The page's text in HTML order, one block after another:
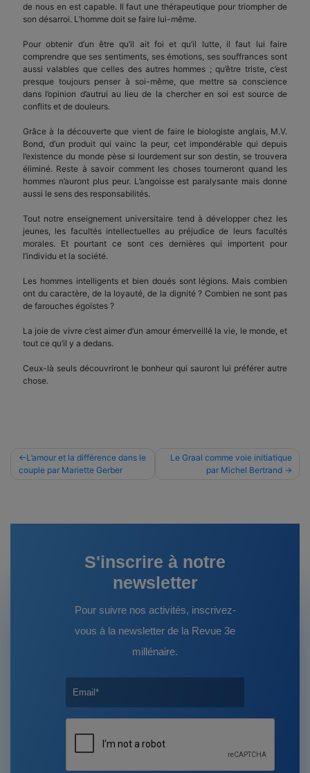
de nous en est capable. Il faut une thérapeutique pour triompher de
son désarroi. L’homme doit se faire lui-même.
Pour obtenir d’un être qu’il ait foi et qu’il lutte, il faut lui faire
comprendre que ses sentiments, ses émotions, ses souffrances sont
aussi valables que celles des autres hommes ; qu’être triste, c’est
presque toujours penser à soi-même, que mettre sa conscience
dans l’opinion d’autrui au lieu de la chercher en soi est source de
conflits et de douleurs.
Grâce à la découverte que vient de faire le biologiste anglais, M.V.
Bond, d’un produit qui vainc la peur, cet impondérable qui depuis
l’existence du monde pèse si lourdement sur son destin, se trouvera
éliminé. Reste à savoir comment les choses tourneront quand les
hommes n’auront plus peur. L’angoisse est paralysante mais donne
aussi le sens des responsabilités.
Tout notre enseignement universitaire tend à développer chez les
jeunes, les facultés intellectuelles au préjudice de leurs facultés
morales. Et pourtant ce sont ces dernières qui importent pour
l’individu et la société.
Les hommes intelligents et bien doués sont légions. Mais combien
ont du caractère, de la loyauté, de la dignité ? Combien ne sont pas
de farouches égoïstes ?
La joie de vivre c’est aimer d’un amour émerveillé la vie, le monde, et
tout ce qu’il y a dedans.
Ceux-là seuls découvriront le bonheur qui sauront lui préférer autre
chose.
Navigation
de
L’amour et la différence dans le
couple par Mariette Gerber
Le Graal comme voie initiatique
par Michel Bertrand
S'inscrire à notre
newsletter
Pour suivre nos activités, inscrivez-
vous à la newsletter de la Revue 3e
millénaire.